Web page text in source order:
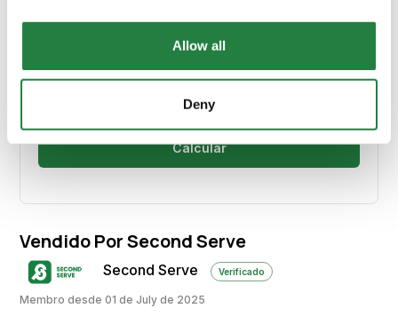
Allow all
Deny
Calcular
Vendido Por Second Serve
Second Serve Verificado
Membro desde 01 de July de 2025